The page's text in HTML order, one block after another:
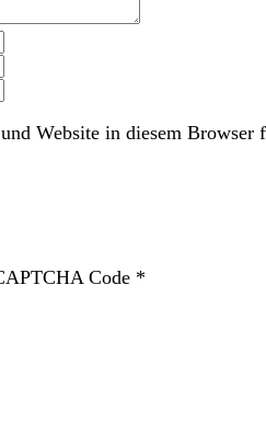
Website in diesem Browser
Code *